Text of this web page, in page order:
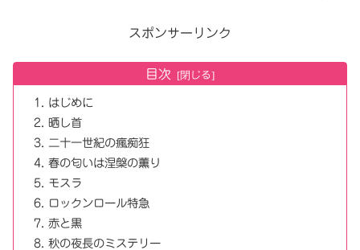
スポンサーリンク
目次
はじめに
晒し首
二十一世紀の瘋痴狂
春の匂いは涅槃の薫り
モスラ
ロックンロール特急
赤と黒
秋の夜長のミステリー